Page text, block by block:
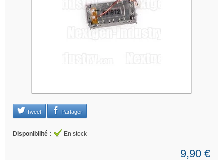
Je refuse
Changer mes préférences
Tweet Partager
Disponibilité : En stock
9,90 €